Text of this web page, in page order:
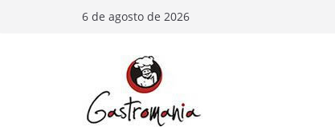
6 de agosto de 2026